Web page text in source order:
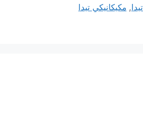
, مكيكانيكي تيدا